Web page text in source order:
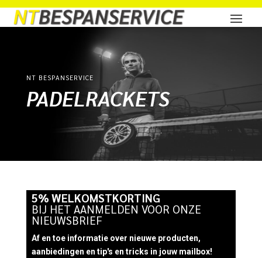
NT BESPANSERVICE
PADELRACKETS
5% WELKOMSTKORTING
BIJ HET AANMELDEN VOOR ONZE
NIEUWSBRIEF
Af en toe informatie over nieuwe producten,
aanbiedingen en tip's en tricks in jouw mailbox!